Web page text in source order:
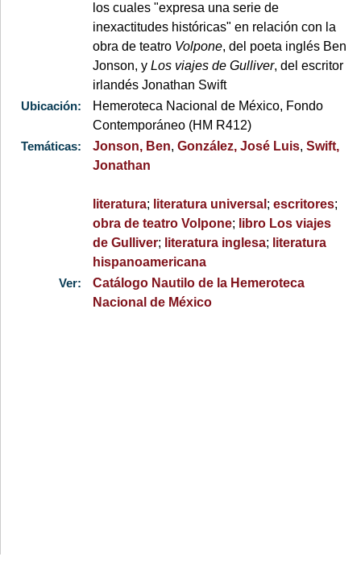
los cuales "expresa una serie de
inexactitudes históricas" en relación con la
obra de teatro Volpone, del poeta inglés Ben
Jonson, yLos viajes de Gulliver, del escritor
irlandés Jonathan Swift
Ubicación:
Hemeroteca Nacional de México, Fondo
Contemporáneo (HM R412)
Temáticas:
Jonson, Ben,González, José Luis,Swift,
Jonathan
literatura; literatura universal ;escritores;
obra de teatro Volpone; libro Los viajes
de Gulliver; literatura inglesa; literatura
hispanoamericana
Ver:
Catálogo Nautilo de la Hemeroteca
Nacional de México